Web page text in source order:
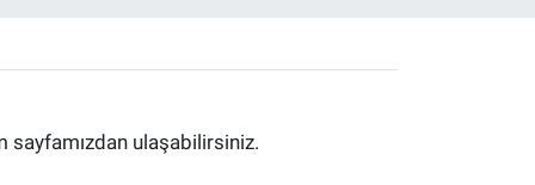
sayfamızdan ulaşabilirsiniz.